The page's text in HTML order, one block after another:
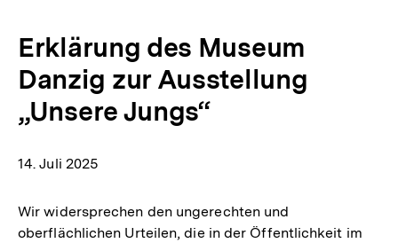
Erklärung des Museum
Danzig zur Ausstellung
„Unsere Jungs“
14. Juli 2025
Wir widersprechen den ungerechten und
oberflächlichen Urteilen, die in der Öffentlichkeit im